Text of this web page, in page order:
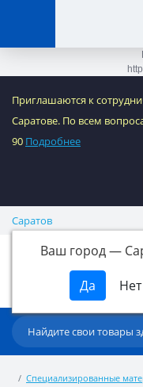
Приглашаются к
Саратове. По всем
90 Подробнее
Саратов
Ваш город —
Специализированные